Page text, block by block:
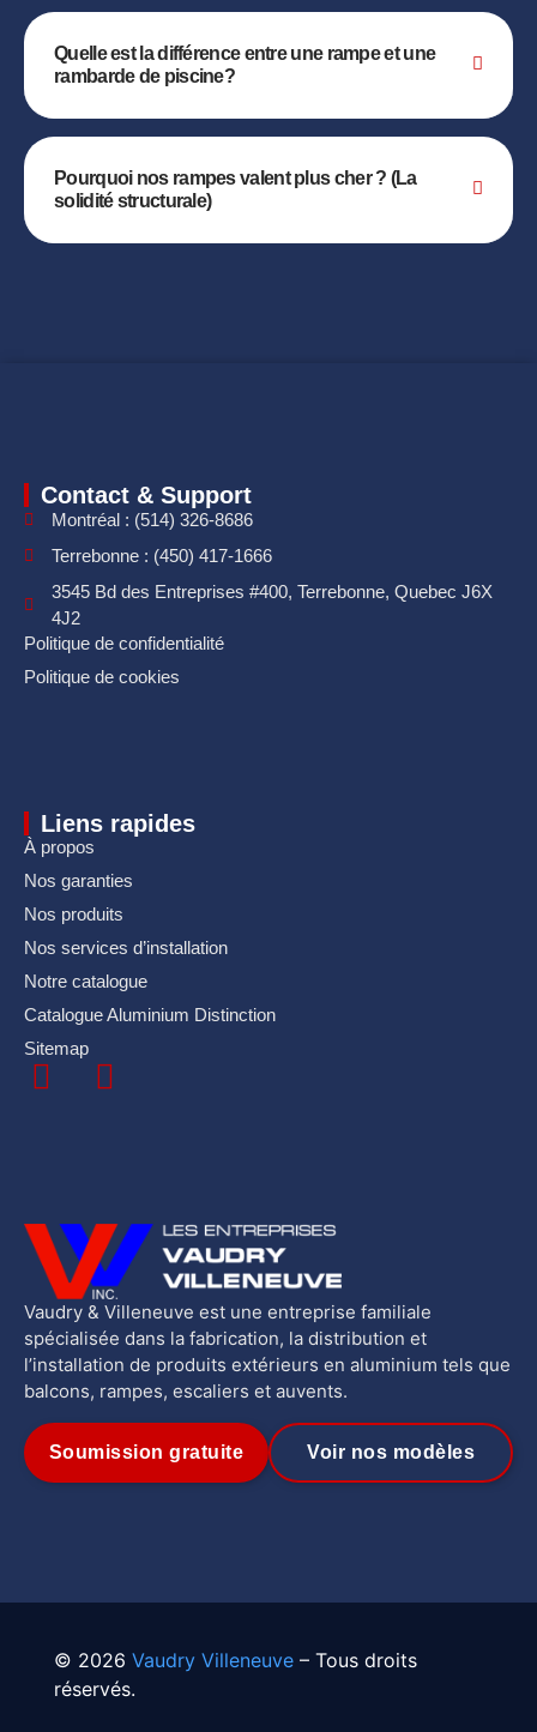
Quelle est la différence entre une rampe et une
rambarde de piscine?
Pourquoi nos rampes valent plus cher ? (La
solidité structurale)
Vaudry & Villeneuve est une entreprise familiale
spécialisée dans la fabrication, la distribution et
l’installation de produits extérieurs en aluminium tels que
balcons, rampes, escaliers et auvents.
Soumission gratuite Voir nos modèles
Contact & Support
Montréal : (514) 326-8686
Terrebonne : (450) 417-1666
3545 Bd des Entreprises #400, Terrebonne, Quebec J6X
4J2
Politique de confidentialité
Politique de cookies
Liens rapides
À propos
Nos garanties
Nos produits
Nos services d’installation
Notre catalogue
Catalogue Aluminium Distinction
Sitemap
© 2026 Vaudry Villeneuve– Tous droits
réservés.